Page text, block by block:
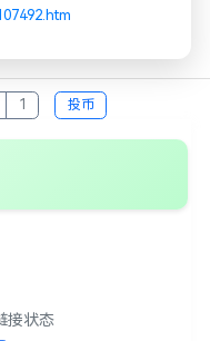
1 投币
接状态